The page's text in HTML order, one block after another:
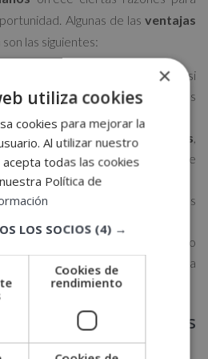
Algunas de las ventajas
las siguientes:
, ya que casi
profesionales de recursos
personas y organizaciones
crecimiento y el desarrollo tanto de
las empresas.
de tareas
, pues sus funciones
, lo
aprendizajea lo largo de la
en recursos
×
utiliza cookies
cookies para mejorar la
Al utilizar nuestro
todas las cookies
Política de
LOS SOCIOS (4) →
Cookies de
rendimiento